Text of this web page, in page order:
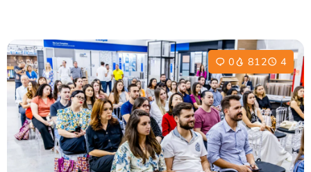
0 812 4